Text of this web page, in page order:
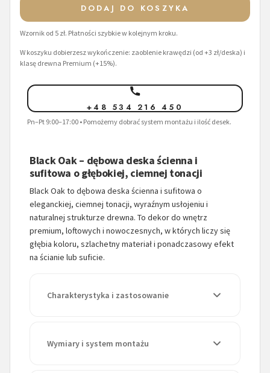
DODAJ DO KOSZYKA
Wzornik od 5 zł. Płatności szybkie w kolejnym kroku.
W koszyku dobierzesz wykończenie: zaoblenie krawędzi (od +3 zł/deska) i
klasę drewna Premium (+15%).
+48 534 216 450
Pn–Pt 9:00–17:00 • Pomożemy dobrać system montażu i ilość desek.
Black Oak – dębowa deska ścienna i
sufitowa o głębokiej, ciemnej tonacji
Black Oak to dębowa deska ścienna i sufitowa o
eleganckiej, ciemnej tonacji, wyraźnym usłojeniu i
naturalnej strukturze drewna. To dekor do wnętrz
premium, loftowych i nowoczesnych, w których liczy się
głębia koloru, szlachetny materiał i ponadczasowy efekt
na ścianie lub suficie.
Charakterystyka i zastosowanie
Wymiary i system montażu